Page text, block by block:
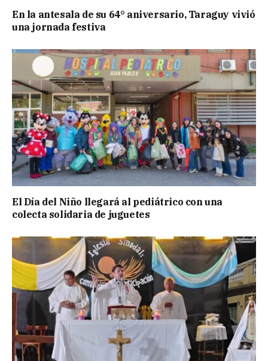
En la antesala de su 64° aniversario, Taraguy vivió
una jornada festiva
El Día del Niño llegará al pediátrico con una
colecta solidaria de juguetes